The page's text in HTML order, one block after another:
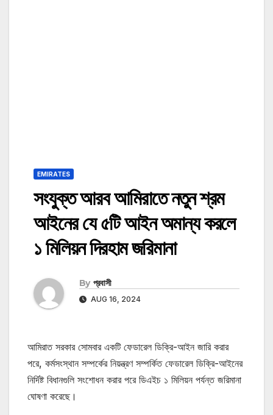
EMIRATES
সংযুক্ত আরব আমিরাতে নতুন শ্রম
আইনের যে ৫টি আইন অমান্য করলে
১ মিলিয়ন দিরহাম জরিমানা
By প্রবাসী
AUG 16, 2024
আমিরাত সরকার সোমবার একটি ফেডারেল ডিক্রি-আইন জারি করার
পরে, কর্মসংস্থান সম্পর্কের নিয়ন্ত্রণ সম্পর্কিত ফেডারেল ডিক্রি-আইনের
নির্দিষ্ট বিধানগুলি সংশোধন করার পরে ডিএইচ ১ মিলিয়ন পর্যন্ত জরিমানা
ঘোষণা করেছে।